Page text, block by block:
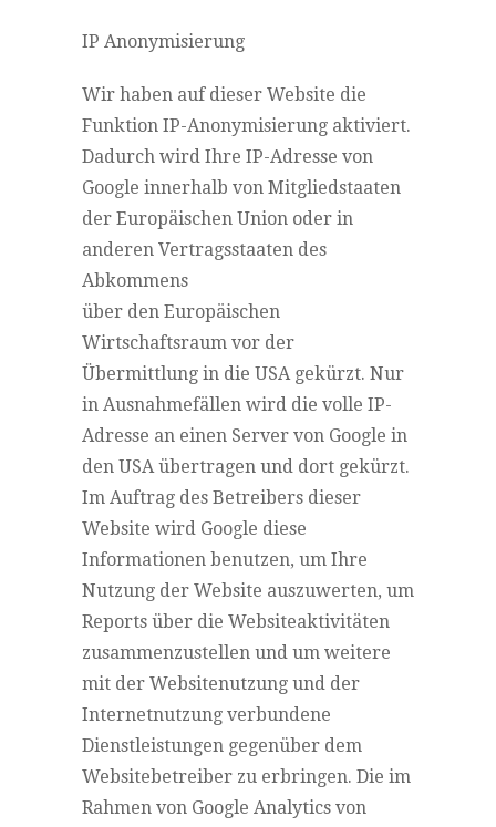
IP Anonymisierung
Wir haben auf dieser Website die
Funktion IP-Anonymisierung aktiviert.
Dadurch wird Ihre IP-Adresse von
Google innerhalb von Mitgliedstaaten
der Europäischen Union oder in
anderen Vertragsstaaten des
Abkommens
über den Europäischen
Wirtschaftsraum vor der
Übermittlung in die USA gekürzt. Nur
in Ausnahmefällen wird die volle IP-
Adresse an einen Server von Google in
den USA übertragen und dort gekürzt.
Im Auftrag des Betreibers dieser
Website wird Google diese
Informationen benutzen, um Ihre
Nutzung der Website auszuwerten, um
Reports über die Websiteaktivitäten
zusammenzustellen und um weitere
mit der Websitenutzung und der
Internetnutzung verbundene
Dienstleistungen gegenüber dem
Websitebetreiber zu erbringen. Die im
Rahmen von Google Analytics von